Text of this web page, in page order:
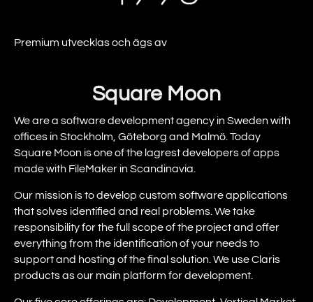
Premium utvecklas och ägs av
Square Moon
We are a software development agency in Sweden with
offices in Stockholm, Göteborg and Malmö. Today
Square Moon is one of the lagrest developers of apps
made with FileMaker in Scandinavia.
Our mission is to develop custom software applications
that solves identified and real problems. We take
responsibility for the full scope of the project and offer
everything from the identification of your needs to
support and hosting of the final solution. We use Claris
products as our main platform for development.